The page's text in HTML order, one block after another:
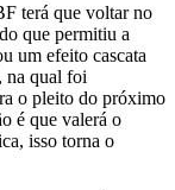
terá que voltar no
que permitiu a
um efeito cascata
na qual foi
o pleito do próximo
é que valerá o
isso torna o